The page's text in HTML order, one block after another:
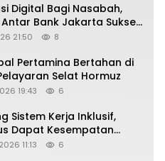
Digital Bagi Nasabah,
Bank Jakarta Sukses
Awards 2026
21:50 8
Pertamina Bertahan di
Selat Hormuz
19:43 6
Sistem Kerja Inklusif,
Dapat Kesempatan
11:13 6